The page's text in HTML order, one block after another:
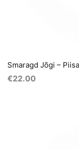
Smaragd Jõgi –
€22.00